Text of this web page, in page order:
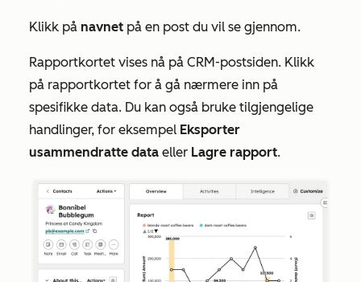
Klikk på navnet på en post du vil se gjennom.
Rapportkortet vises nå på CRM-postsiden. Klikk
på rapportkortet for å gå nærmere inn på
spesifikke data. Du kan også bruke tilgjengelige
handlinger, for eksempel Eksporter
usammendratte data eller Lagre rapport.